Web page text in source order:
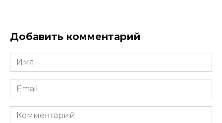
Добавить комментарий
Имя
*
Email
*
Комментарий